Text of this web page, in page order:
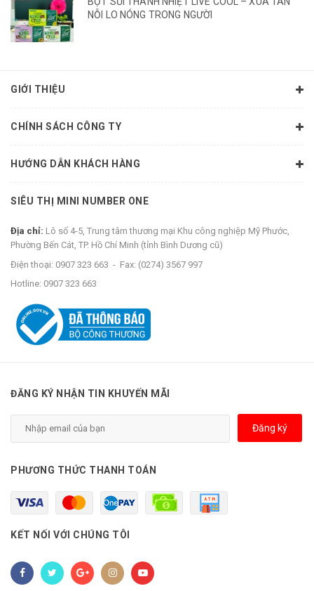
NỖI LO NÓNG TRONG NGƯỜI
GIỚI THIỆU
CHÍNH SÁCH CÔNG TY
HƯỚNG DẪN KHÁCH HÀNG
SIÊU THỊ MINI NUMBER ONE
Địa chỉ: Lô số 4-5, Trung tâm thương mại Khu công nghiệp Mỹ Phước,
Phường Bến Cát, TP. Hồ Chí Minh (tỉnh Bình Dương cũ)
Điện thoại: 0907 323 663 - Fax: (0274) 3567 997
Hotline: 0907 323 663
ĐĂNG KÝ NHẬN TIN KHUYẾN MÃI
Đăng ký
PHƯƠNG THỨC THANH TOÁN
KẾT NỐI VỚI CHÚNG TÔI